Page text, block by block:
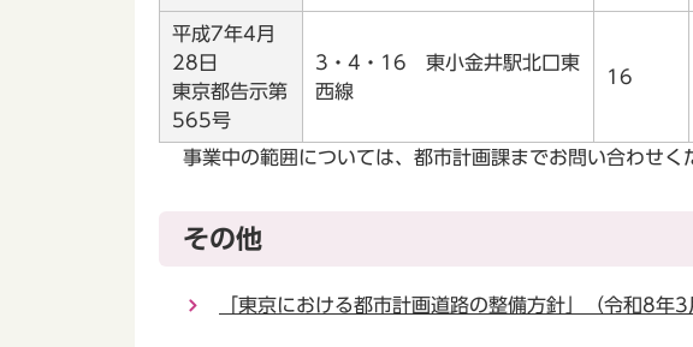
平成7年4月
28日
東京都告示第
565号
3・4・16 東小金井駅北口東
西線
16
事業中の範囲については、都市計画課までお問い合わせく
その他
「東京における都市計画道路の整備方針」（令和8年